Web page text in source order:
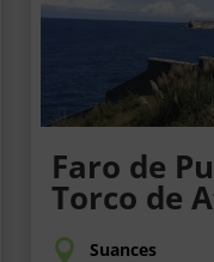
Faro de
Torco de
Suances